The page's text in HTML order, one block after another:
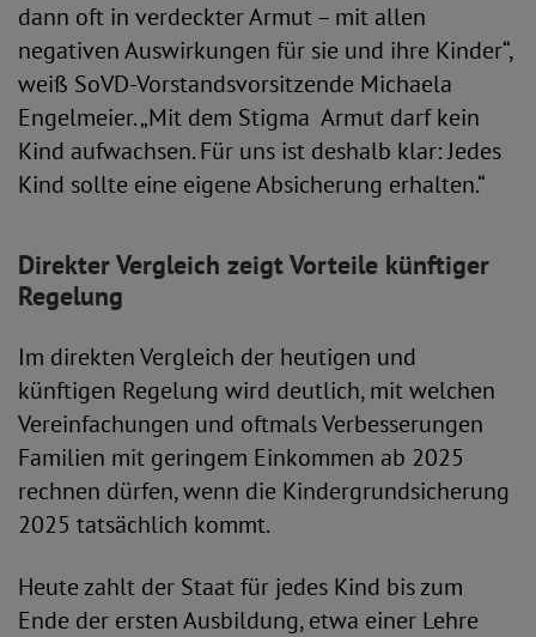
dann oft in verdeckter Armut – mit allen
negativen Auswirkungen für sie und ihre Kinder“,
weiß SoVD-Vorstandsvorsitzende Michaela
Engelmeier. „Mit dem Stigma Armut darf kein
Kind aufwachsen. Für uns ist deshalb klar: Jedes
Kind sollte eine eigene Absicherung erhalten.“
Direkter Vergleich zeigt Vorteile künftiger
Regelung
Im direkten Vergleich der heutigen und
künftigen Regelung wird deutlich, mit welchen
Vereinfachungen und oftmals Verbesserungen
Familien mit geringem Einkommen ab 2025
rechnen dürfen, wenn die Kindergrundsicherung
2025 tatsächlich kommt.
Heute zahlt der Staat für jedes Kind bis zum
Ende der ersten Ausbildung, etwa einer Lehre